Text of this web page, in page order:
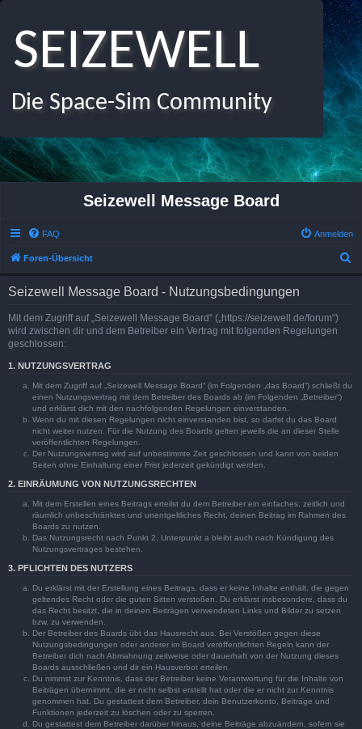
SEIZEWELL
Die Space-Sim Community
Seizewell Message Board
FAQ Anmelden
Foren-Übersicht
Seizewell Message Board - Nutzungsbedingungen
Mit dem Zugriff auf „Seizewell Message Board“ („https://seizewell.de/forum“)
wird zwischen dir und dem Betreiber ein Vertrag mit folgenden Regelungen
geschlossen:
1. NUTZUNGSVERTRAG
Mit dem Zugriff auf „Seizewell Message Board“ (im Folgenden „das Board“) schließt du
einen Nutzungsvertrag mit dem Betreiber des Boards ab (im Folgenden „Betreiber“)
und erklärst dich mit den nachfolgenden Regelungen einverstanden.
Wenn du mit diesen Regelungen nicht einverstanden bist, so darfst du das Board
nicht weiter nutzen. Für die Nutzung des Boards gelten jeweils die an dieser Stelle
veröffentlichten Regelungen.
Der Nutzungsvertrag wird auf unbestimmte Zeit geschlossen und kann von beiden
Seiten ohne Einhaltung einer Frist jederzeit gekündigt werden.
2. EINRÄUMUNG VON NUTZUNGSRECHTEN
Mit dem Erstellen eines Beitrags erteilst du dem Betreiber ein einfaches, zeitlich und
räumlich unbeschränktes und unentgeltliches Recht, deinen Beitrag im Rahmen des
Boards zu nutzen.
Das Nutzungsrecht nach Punkt 2, Unterpunkt a bleibt auch nach Kündigung des
Nutzungsvertrages bestehen.
3. PFLICHTEN DES NUTZERS
Du erklärst mit der Erstellung eines Beitrags, dass er keine Inhalte enthält, die gegen
geltendes Recht oder die guten Sitten verstoßen. Du erklärst insbesondere, dass du
das Recht besitzt, die in deinen Beiträgen verwendeten Links und Bilder zu setzen
bzw. zu verwenden.
Der Betreiber des Boards übt das Hausrecht aus. Bei Verstößen gegen diese
Nutzungsbedingungen oder anderer im Board veröffentlichten Regeln kann der
Betreiber dich nach Abmahnung zeitweise oder dauerhaft von der Nutzung dieses
Boards ausschließen und dir ein Hausverbot erteilen.
Du nimmst zur Kenntnis, dass der Betreiber keine Verantwortung für die Inhalte von
Beiträgen übernimmt, die er nicht selbst erstellt hat oder die er nicht zur Kenntnis
genommen hat. Du gestattest dem Betreiber, dein Benutzerkonto, Beiträge und
Funktionen jederzeit zu löschen oder zu sperren.
Du gestattest dem Betreiber darüber hinaus, deine Beiträge abzuändern, sofern sie